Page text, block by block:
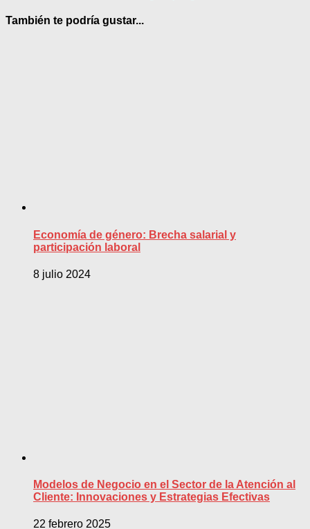
También te podría gustar...
Economía de género: Brecha salarial y
participación laboral
8 julio 2024
Modelos de Negocio en el Sector de la Atención al
Cliente: Innovaciones y Estrategias Efectivas
22 febrero 2025